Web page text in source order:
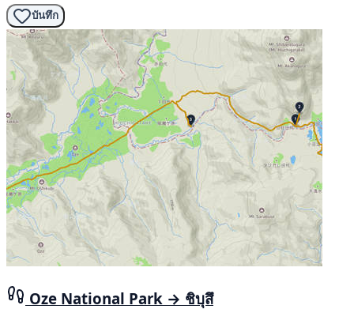
บันทึก
Oze National Park → ชิบุสึ